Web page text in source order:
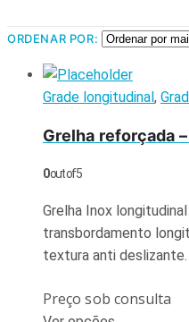
ORDENAR POR:
Grade longitudinal ,
Grelha reforçada
0out of 5
Grelha Inox
transbordamento
textura anti deslizante.
Preço sob consulta